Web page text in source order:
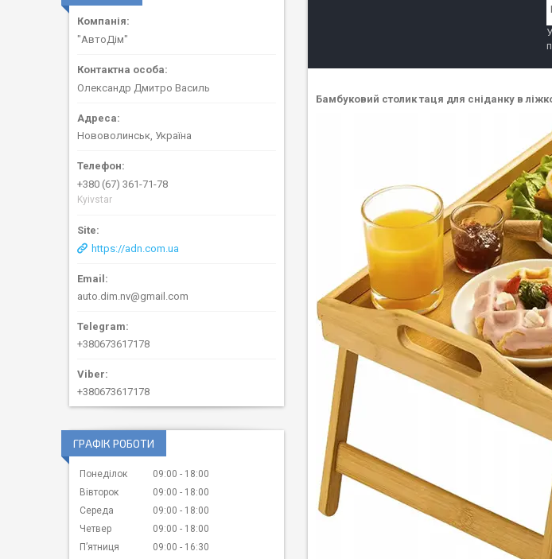
Бамбуковий столик таця для сніданку в
"АвтоДім"
Олександр Дмитро Василь
Нововолинськ, Україна
+380 (67) 361-71-78
Kyivstar
https://adn.com.ua
auto.dim.nv@gmail.com
+380673617178
+380673617178
ГРАФІК РОБОТИ
Понеділок 09:00
18:00
Вівторок
09:00
18:00
Середа
09:00
18:00
Четвер
09:00
18:00
Пʼятниця
09:00
16:30